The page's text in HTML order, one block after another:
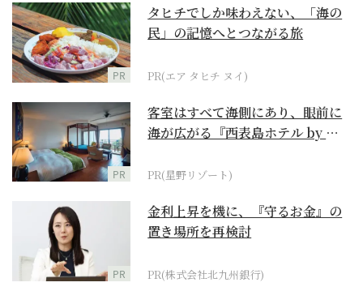
PR
タヒチでしか味わえない、「海の
民」の記憶へとつながる旅
PR(エア タヒチ ヌイ)
PR
客室はすべて海側にあり、眼前に
海が広がる『西表島ホテル by 星
PR(星野リゾート)
PR
金利上昇を機に、『守るお金』の
置き場所を再検討
PR(株式会社北九州銀行)